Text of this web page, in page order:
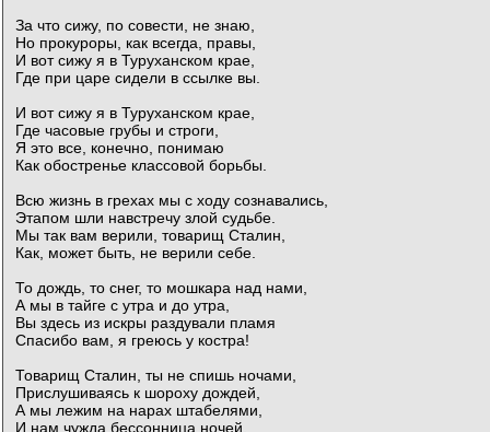
За что сижу, по совести, не знаю,
Но прокуроры, как всегда, правы,
И вот сижу я в Туруханском крае,
Где при царе сидели в ссылке вы.
И вот сижу я в Туруханском крае,
Где часовые грубы и строги,
Я это все, конечно, понимаю
Как обостренье классовой борьбы.
Всю жизнь в грехах мы с ходу сознавались,
Этапом шли навстречу злой судьбе.
Мы так вам верили, товарищ Сталин,
Как, может быть, не верили себе.
То дождь, то снег, то мошкара над нами,
А мы в тайге с утра и до утра,
Вы здесь из искры раздували пламя
Спасибо вам, я греюсь у костра!
Товарищ Сталин, ты не спишь ночами,
Прислушиваясь к шороху дождей,
А мы лежим на нарах штабелями,
И нам чужда бессонница ночей.